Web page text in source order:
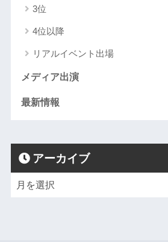
3位
4位以降
リアルイベント出場
メディア出演
最新情報
アーカイブ